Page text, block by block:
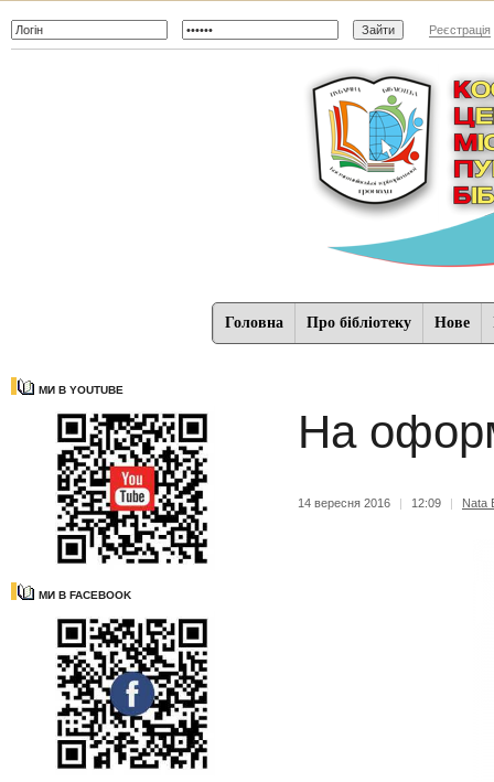
Реєстрація
Головна Про бібліотеку Нове
МИ В YOUTUBE
МИ В FACEBOOK
На
14 вересня 2016 | 12:09 | Nata